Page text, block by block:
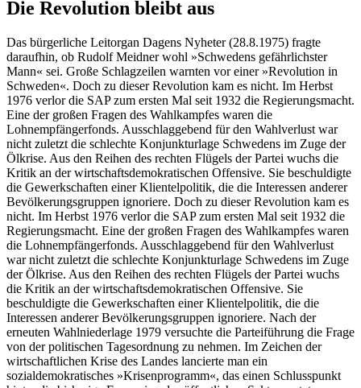
Die Revolution bleibt aus
Das bürgerliche Leitorgan Dagens Nyheter (28.8.1975) fragte
daraufhin, ob Rudolf Meidner wohl »Schwedens gefährlichster
Mann« sei. Große Schlagzeilen warnten vor einer »Revolution in
Schweden«. Doch zu dieser Revolution kam es nicht. Im Herbst
1976 verlor die SAP zum ersten Mal seit 1932 die Regierungsmacht.
Eine der großen Fragen des Wahlkampfes waren die
Lohnempfängerfonds. Ausschlaggebend für den Wahlverlust war
nicht zuletzt die schlechte Konjunkturlage Schwedens im Zuge der
Ölkrise. Aus den Reihen des rechten Flügels der Partei wuchs die
Kritik an der wirtschaftsdemokratischen Offensive. Sie beschuldigte
die Gewerkschaften einer Klientelpolitik, die die Interessen anderer
Bevölkerungsgruppen ignoriere. Doch zu dieser Revolution kam es
nicht. Im Herbst 1976 verlor die SAP zum ersten Mal seit 1932 die
Regierungsmacht. Eine der großen Fragen des Wahlkampfes waren
die Lohnempfängerfonds. Ausschlaggebend für den Wahlverlust
war nicht zuletzt die schlechte Konjunkturlage Schwedens im Zuge
der Ölkrise. Aus den Reihen des rechten Flügels der Partei wuchs
die Kritik an der wirtschaftsdemokratischen Offensive. Sie
beschuldigte die Gewerkschaften einer Klientelpolitik, die die
Interessen anderer Bevölkerungsgruppen ignoriere. Nach der
erneuten Wahlniederlage 1979 versuchte die Parteiführung die Frage
von der politischen Tagesordnung zu nehmen. Im Zeichen der
wirtschaftlichen Krise des Landes lancierte man ein
sozialdemokratisches »Krisenprogramm«, das einen Schlusspunkt